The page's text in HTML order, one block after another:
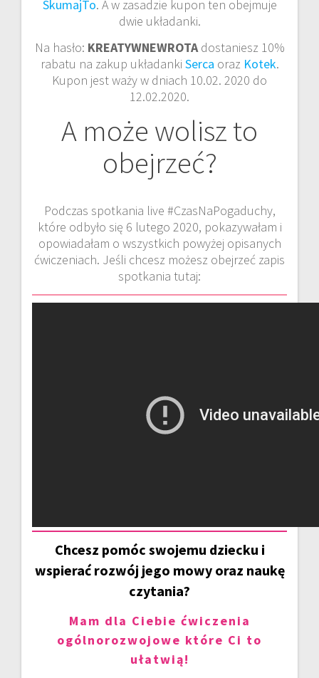
SkumajTo. A w zasadzie kupon ten obejmuje
dwie układanki.
Na hasło: KREATYWNEWROTAdostaniesz 10%
rabatu na zakup układanki Serca oraz Kotek.
Kupon jest waży w dniach 10.02. 2020 do
12.02.2020.
A może wolisz to
obejrzeć?
Podczas spotkania live #CzasNaPogaduchy,
które odbyło się 6 lutego 2020, pokazywałam i
opowiadałam o wszystkich powyżej opisanych
ćwiczeniach. Jeśli chcesz możesz obejrzeć zapis
spotkania tutaj:
Chcesz pomóc swojemu dziecku i
wspierać rozwój jego mowy oraz naukę
czytania?
Mam dla Ciebie ćwiczenia
ogólnorozwojowe które Ci to
ułatwią!